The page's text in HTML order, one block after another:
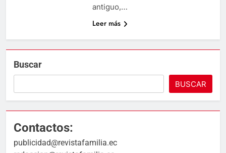
antiguo,…
Leer más
Buscar
BUSCAR
Contactos:
publicidad@revistafamilia.ec